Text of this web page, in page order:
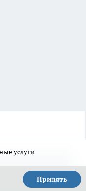
услуги
Принять